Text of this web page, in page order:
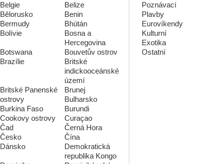
Belgie
Belize
Bělorusko
Benin
Bermudy
Bhútán
Bolívie
Bosna a
Hercegovina
Botswana
Bouvetův ostrov
Brazílie
Britské
indickooceánské
území
Britské Panenské
ostrovy
Brunej
Bulharsko
Burkina Faso
Burundi
Cookovy ostrovy
Curaçao
Čad
Černá Hora
Česko
Čína
Dánsko
Demokratická
republika Kongo
Poznávací
Plavby
Eurovíkendy
Kulturní
Exotika
Ostatní